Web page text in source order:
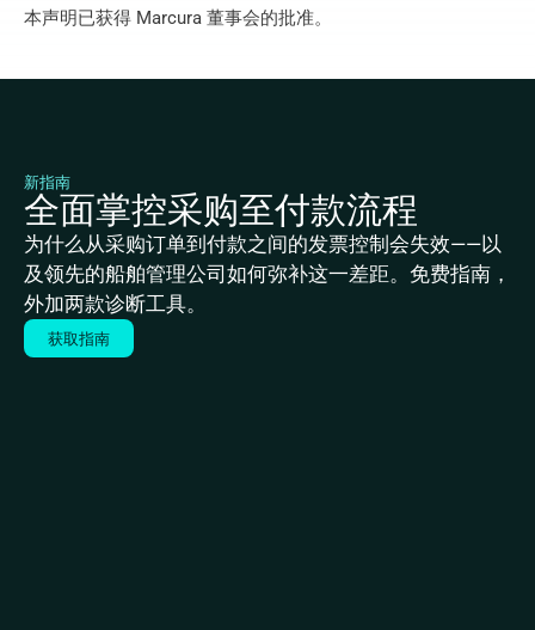
本声明已获得 Marcura 董事会的批准。
新指南
全面掌控采购至付款流程
为什么从采购订单到付款之间的发票控制会失效——以
及领先的船舶管理公司如何弥补这一差距。免费指南，
外加两款诊断工具。
获取指南